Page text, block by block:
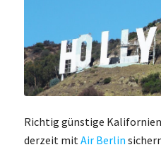
Richtig günstige
derzeit mitAir Berlin